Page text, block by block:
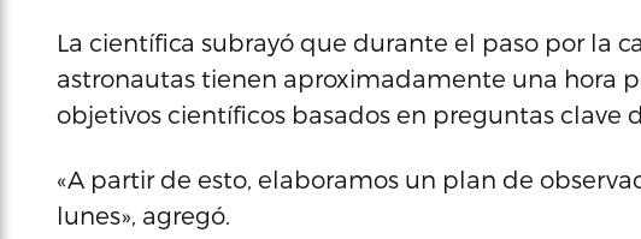
La científica subrayó que durante el paso por la
astronautas tienen aproximadamente una hora
objetivos científicos basados en preguntas clave
«A partir de esto, elaboramos un plan de
lunes», agregó.